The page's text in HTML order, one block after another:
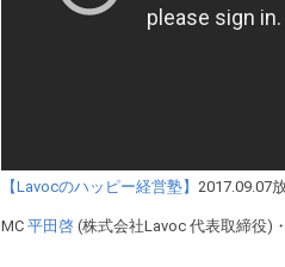
【Lavocのハッピー経営塾】 2017.09.07
MC 平田啓 (株式会社Lavoc 代表取締役)